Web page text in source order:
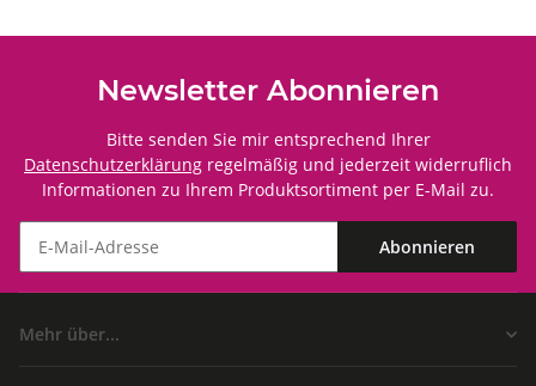
Newsletter Abonnieren
Bitte senden Sie mir entsprechend Ihrer
Datenschutzerklärung regelmäßig und jederzeit widerruflich
Informationen zu Ihrem Produktsortiment per E-Mail zu.
Abonnieren
Mehr über...